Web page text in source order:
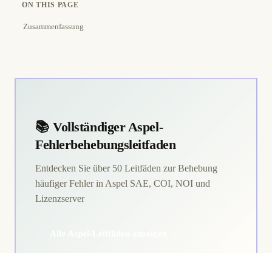
ON THIS PAGE
Zusammenfassung
📚 Vollständiger Aspel-
Fehlerbehebungsleitfaden
Entdecken Sie über 50 Leitfäden zur Behebung
häufiger Fehler in Aspel SAE, COI, NOI und
Lizenzserver